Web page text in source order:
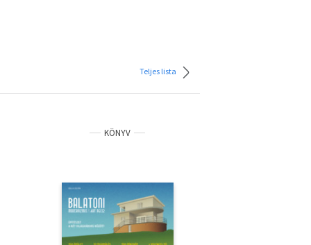
Teljes lista
KÖNYV